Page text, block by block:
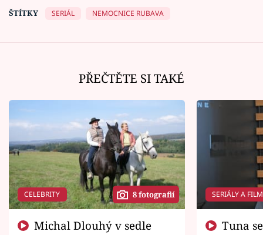
ŠTÍTKY
SERIÁL NEMOCNICE RUBAVA
PŘEČTĚTE SI TAKÉ
CELEBRITY 8 fotografií SERIÁLY A